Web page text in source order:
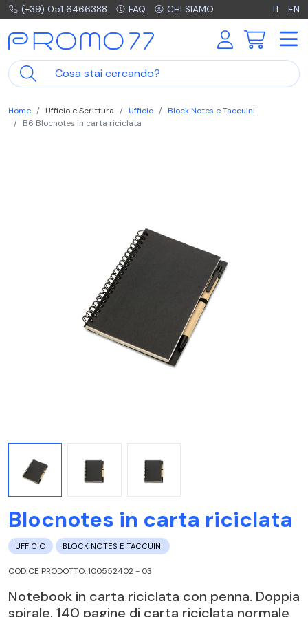
(+39) 051 6466388 FAQ CHI SIAMO IT EN
Home Ufficio e Scrittura Ufficio
Block Notes e Taccuini
B6 Blocnotes in carta riciclata
Blocnotes in carta riciclata
UFFICIO BLOCK NOTES E TACCUINI
CODICE PRODOTTO: 100552402 - 03
Notebook in carta riciclata con penna. Doppia
spirale. 140 pagine di carta riciclata normale